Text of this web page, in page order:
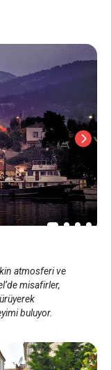
atmosferi ve
misafirler,
buluyor.